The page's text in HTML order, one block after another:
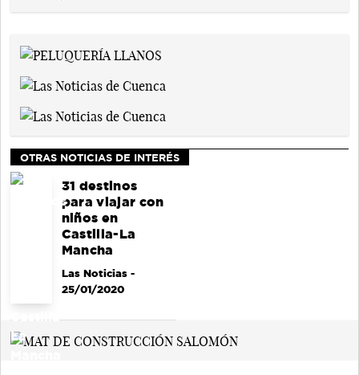
OTRAS NOTICIAS DE INTERÉS
31 destinos
para viajar con
niños en
Castilla-La
Mancha
Las Noticias-
25/01/2020